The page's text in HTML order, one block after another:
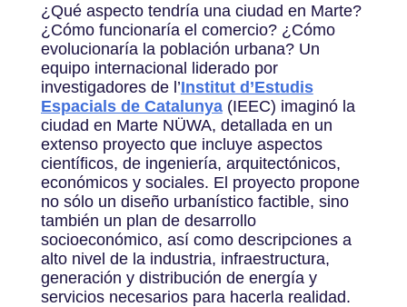
¿Qué aspecto tendría una ciudad en Marte?
¿Cómo funcionaría el comercio? ¿Cómo
evolucionaría la población urbana? Un
equipo internacional liderado por
investigadores de l’Institut d’Estudis
Espacials de Catalunya(IEEC) imaginó la
ciudad en Marte NÜWA, detallada en un
extenso proyecto que incluye aspectos
científicos, de ingeniería, arquitectónicos,
económicos y sociales. El proyecto propone
no sólo un diseño urbanístico factible, sino
también un plan de desarrollo
socioeconómico, así como descripciones a
alto nivel de la industria, infraestructura,
generación y distribución de energía y
servicios necesarios para hacerla realidad.